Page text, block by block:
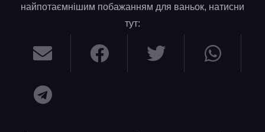
найпотаємнішим побажанням для ваньок, натисни
тут: